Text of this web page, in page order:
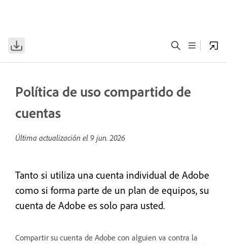
Política de uso compartido de
cuentas
Última actualización el 9 jun. 2026
Tanto si utiliza una cuenta individual de Adobe
como si forma parte de un plan de equipos, su
cuenta de Adobe es solo para usted.
Compartir su cuenta de Adobe con alguien va contra la